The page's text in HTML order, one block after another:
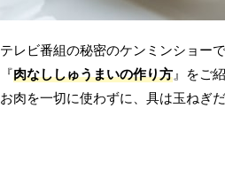
テレビ番組の秘密のケンミンショー
『肉なししゅうまいの作り方』をご
お肉を一切に使わずに、具は玉ねぎ